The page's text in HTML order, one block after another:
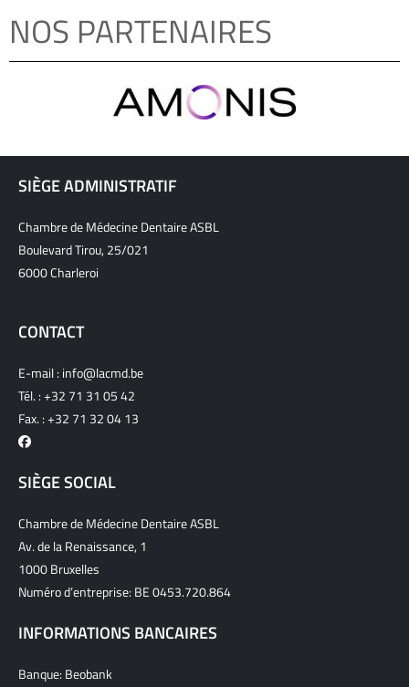
NOS PARTENAIRES
SIÈGE ADMINISTRATIF
Chambre de Médecine Dentaire ASBL
Boulevard Tirou, 25/021
6000 Charleroi
CONTACT
E-mail : info@lacmd.be
Tél. :+32 71 31 05 42
Fax. : +32 71 32 04 13
SIÈGE SOCIAL
Chambre de Médecine Dentaire ASBL
Av. de la Renaissance, 1
1000 Bruxelles
Numéro d’entreprise: BE 0453.720.864
INFORMATIONS BANCAIRES
Banque: Beobank